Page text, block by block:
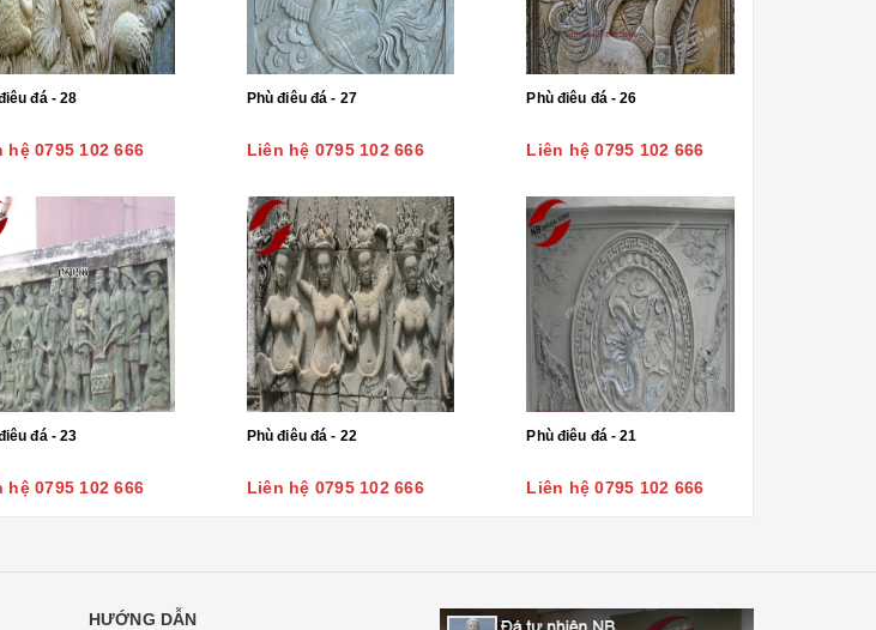
đá - 28
hệ 0795 102 666
Phù điêu đá - 27
Liên hệ 0795 102 666
Phù điêu đá - 26
Liên hệ 0795 102 666
đá - 23
hệ 0795 102 666
Phù điêu đá - 22
Liên hệ 0795 102 666
Phù điêu đá - 21
Liên hệ 0795 102 666
HƯỚNG DẪN